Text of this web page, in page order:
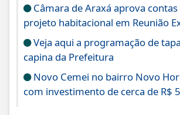
Câmara de Araxá aprova
projeto habitacional em Reunião
Veja aqui a programação de
capina da Prefeitura
Novo Cemei no bairro Novo
com investimento de cerca de R$